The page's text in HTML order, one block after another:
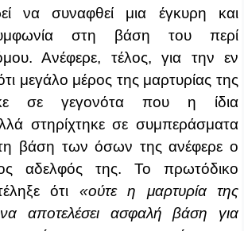
να συναφθεί μια έγκυρη και
στη βάση του περί
Ανέφερε, τέλος, για την εν
μεγάλο μέρος της μαρτυρίας της
σε γεγονότα που η ίδια
στηρίχτηκε σε συμπεράσματα
βάση των όσων της ανέφερε ο
αδελφός της. Το πρωτόδικο
ότι «ούτε η μαρτυρία της
αποτελέσει ασφαλή βάση για